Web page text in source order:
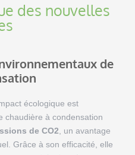
des nouvelles
de
écologique est
chaudière à condensation
de CO2, un avantage
Grâce à son efficacité, elle